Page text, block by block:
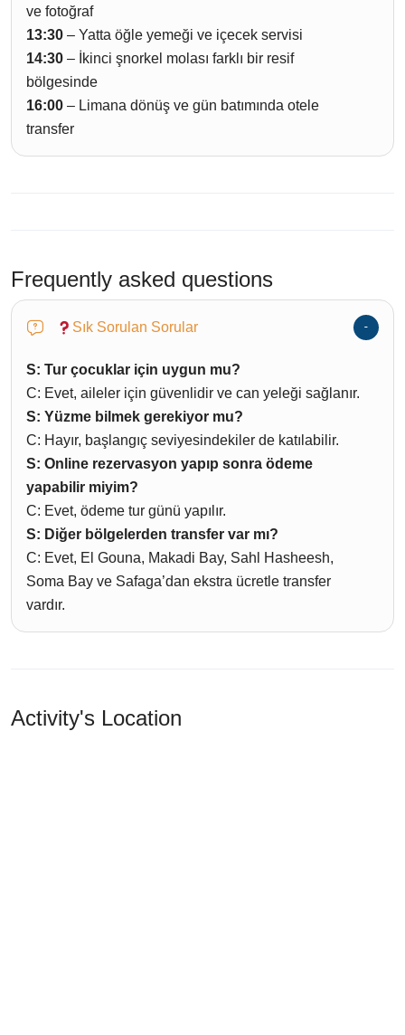
ve fotoğraf
13:30 – Yatta öğle yemeği ve içecek servisi
14:30 – İkinci şnorkel molası farklı bir resif
bölgesinde
16:00 – Limana dönüş ve gün batımında otele
transfer
Frequently asked questions
Sık Sorulan Sorular
S: Tur çocuklar için uygun mu?
C: Evet, aileler için güvenlidir ve can yeleği sağlanır.
S: Yüzme bilmek gerekiyor mu?
C: Hayır, başlangıç seviyesindekiler de katılabilir.
S: Online rezervasyon yapıp sonra ödeme
yapabilir miyim?
C: Evet, ödeme tur günü yapılır.
S: Diğer bölgelerden transfer var mı?
C: Evet, El Gouna, Makadi Bay, Sahl Hasheesh,
Soma Bay ve Safaga’dan ekstra ücretle transfer
vardır.
Activity's Location